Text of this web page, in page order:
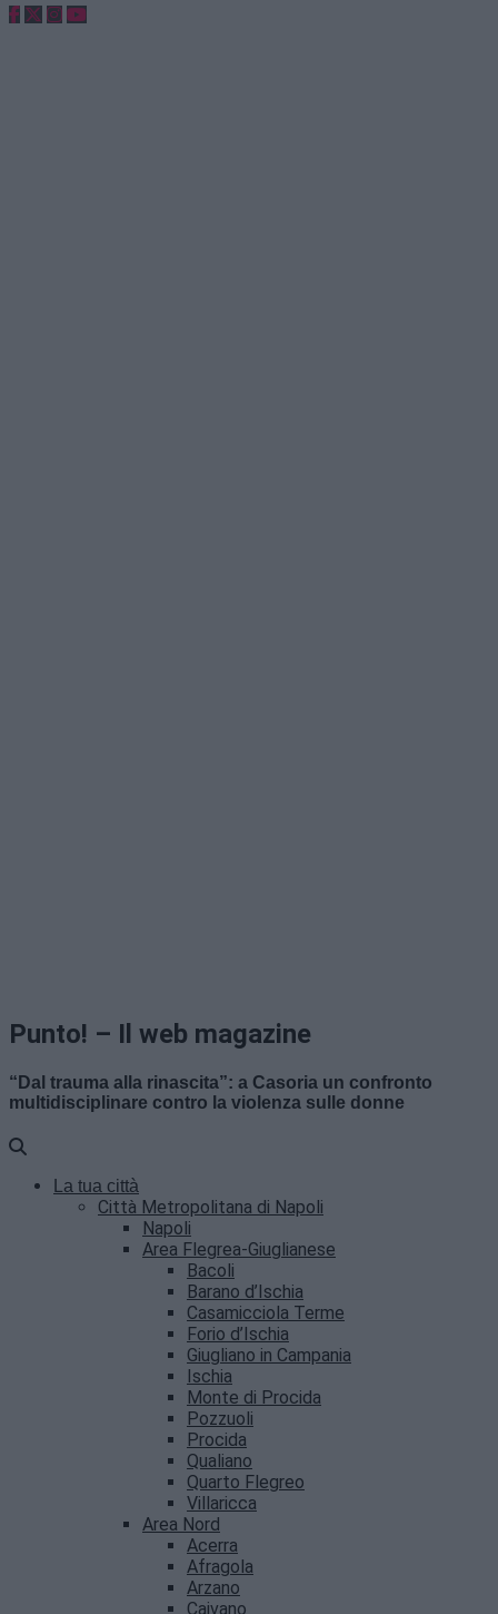
Punto! – Il web magazine
“Dal trauma alla rinascita”: a Casoria un confronto
multidisciplinare contro la violenza sulle donne
La tua città
Città Metropolitana di Napoli
Napoli
Area Flegrea-Giuglianese
Bacoli
Barano d’Ischia
Casamicciola Terme
Forio d’Ischia
Giugliano in Campania
Ischia
Monte di Procida
Pozzuoli
Procida
Qualiano
Quarto Flegreo
Villaricca
Area Nord
Acerra
Afragola
Arzano
Caivano